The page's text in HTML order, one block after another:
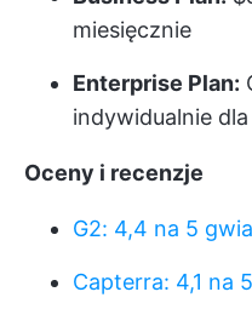
miesięcznie
Enterprise Plan:
indywidualnie
Oceny i recenzje
G2: 4,4 na 5
Capterra: 4,1 na